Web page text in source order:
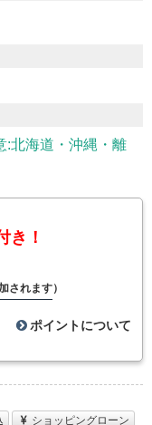
:北海道・沖縄・離
き！
されます）
ポイントについて
ショッピングローン